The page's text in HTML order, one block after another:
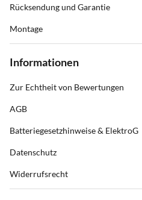
Rücksendung und Garantie
Montage
Informationen
Zur Echtheit von Bewertungen
AGB
Batteriegesetzhinweise & ElektroG
Datenschutz
Widerrufsrecht